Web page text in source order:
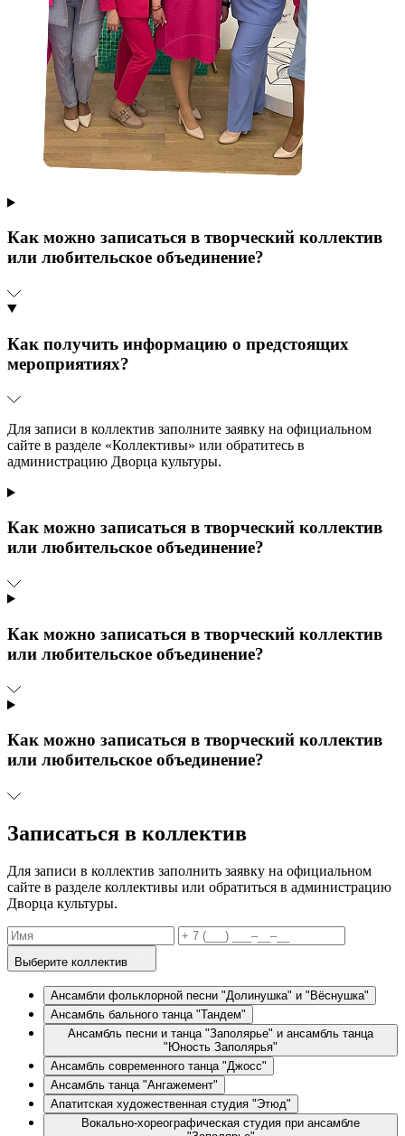
Как можно записаться в творческий коллектив
или любительское объединение?
Как получить информацию о предстоящих
мероприятиях?
Для записи в коллектив заполните заявку на официальном
сайте в разделе «Коллективы» или обратитесь в
администрацию Дворца культуры.
Как можно записаться в творческий коллектив
или любительское объединение?
Как можно записаться в творческий коллектив
или любительское объединение?
Как можно записаться в творческий коллектив
или любительское объединение?
Записаться в коллектив
Для записи в коллектив заполнить заявку на официальном
сайте в разделе коллективы или обратиться в администрацию
Дворца культуры.
Имя
Телефон
Выберите коллектив
Ансамбли фольклорной песни "Долинушка" и "Вёснушка"
Ансамбль бального танца "Тандем"
Ансамбль песни и танца "Заполярье" и ансамбль танца
"Юность Заполярья"
Ансамбль современного танца "Джосс"
Ансамбль танца "Ангажемент"
Апатитская художественная студия "Этюд"
Вокально-хореографическая студия при ансамбле